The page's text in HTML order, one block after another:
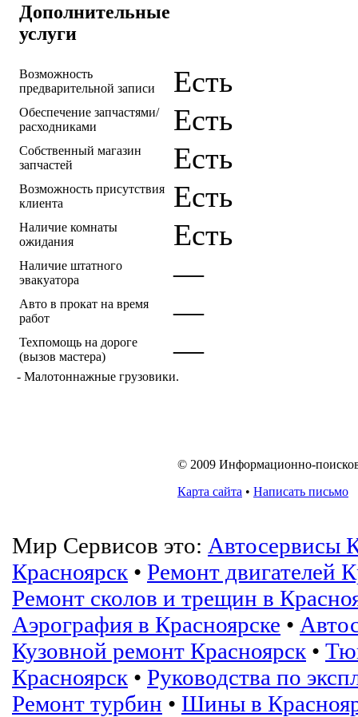
Дополнительные
услуги
Возможность
предварительной записи
Есть
Обеспечение запчастями/
расходниками
Есть
Собственный магазин
запчастей
Есть
Возможность присутствия
клиента
Есть
Наличие комнаты
ожидания
Есть
Наличие штатного
эвакуатора
—
Авто в прокат на время
работ
—
Техпомощь на дороге
(вызов мастера)
—
- Малотоннажные грузовики.
© 2009 Информационно-
Карта сайта • Написать письмо
Мир Сервисов это: Автосервисы
Красноярск • Ремонт двигателей
Ремонт сколов и трещин в
Аэрография в Красноярске •
Кузовной ремонт Красноярск •
Красноярск • Руководства по
Ремонт турбин • Шины в